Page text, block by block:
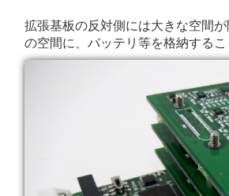
拡張基板の反対側には大きな空間
の空間に、バッテリ等を格納するこ